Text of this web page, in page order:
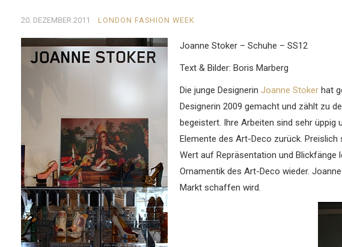
20. DEZEMBER 2011 LONDON FASHION WEEK
Joanne Stoker – Schuhe – SS12
Text & Bilder: Boris Marberg
Die junge DesignerinJoanne Stoker hat
Designerin 2009 gemacht und zählt zu
begeistert. Ihre Arbeiten sind sehr
Elemente des Art-Deco zurück.
Wert auf Repräsentation und Blickfänge
Ornamentik des Art-Deco wieder.
Markt schaffen wird.